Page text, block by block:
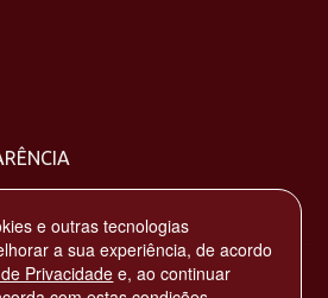
e outras tecnologias
a sua experiência, de acordo
Privacidade e, ao continuar